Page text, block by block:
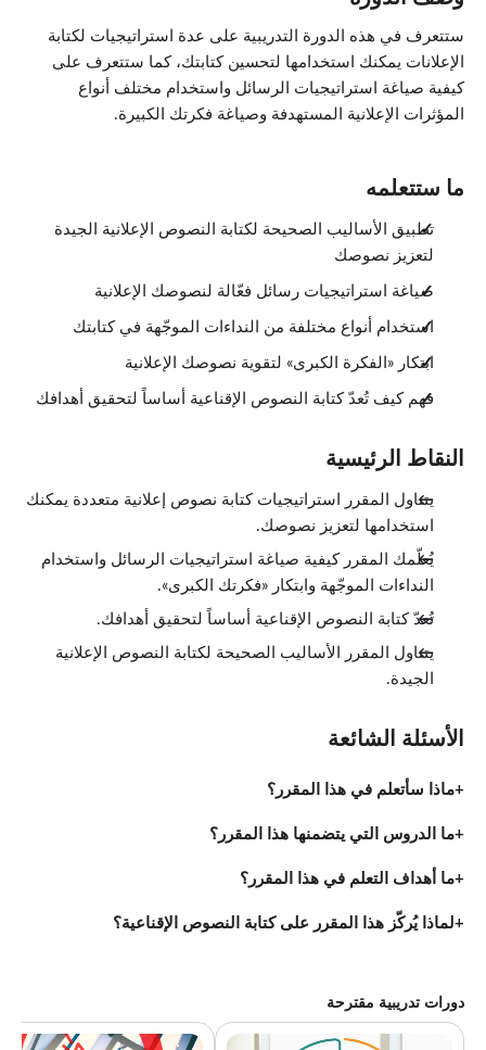
ستتعرف في هذه الدورة التدريبية على عدة استراتيجيات لكتابة
الإعلانات يمكنك استخدامها لتحسين كتابتك، كما ستتعرف على
كيفية صياغة استراتيجيات الرسائل واستخدام مختلف أنواع
المؤثرات الإعلانية المستهدفة وصياغة فكرتك الكبيرة.
ما ستتعلمه
تطبيق الأساليب الصحيحة لكتابة النصوص الإعلانية الجيدة
لتعزيز نصوصك
صياغة استراتيجيات رسائل فعّالة لنصوصك الإعلانية
استخدام أنواع مختلفة من النداءات الموجّهة في كتابتك
ابتكار «الفكرة الكبرى» لتقوية نصوصك الإعلانية
فهم كيف تُعدّ كتابة النصوص الإقناعية أساساً لتحقيق أهدافك
النقاط الرئيسية
يتناول المقرر استراتيجيات كتابة نصوص إعلانية متعددة يمكنك
استخدامها لتعزيز نصوصك.
يُعلّمك المقرر كيفية صياغة استراتيجيات الرسائل واستخدام
النداءات الموجّهة وابتكار «فكرتك الكبرى».
تُعدّ كتابة النصوص الإقناعية أساساً لتحقيق أهدافك.
يتناول المقرر الأساليب الصحيحة لكتابة النصوص الإعلانية
الجيدة.
الأسئلة الشائعة
ماذا سأتعلم في هذا المقرر؟
ما الدروس التي يتضمنها هذا المقرر؟
ما أهداف التعلم في هذا المقرر؟
لماذا يُركّز هذا المقرر على كتابة النصوص الإقناعية؟
دورات تدريبية مقترحة